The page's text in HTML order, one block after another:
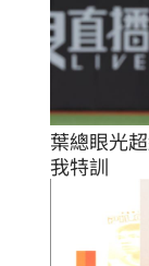
葉總眼光
我特訓